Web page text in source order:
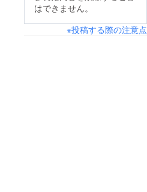
はできません。
※投稿する際の注意点